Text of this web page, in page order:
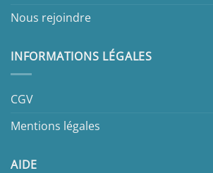
Nous rejoindre
INFORMATIONS LÉGALES
CGV
Mentions légales
AIDE